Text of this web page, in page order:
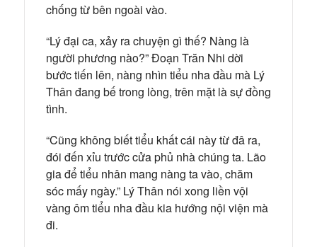
chống từ bên ngoài vào.
“Lý đại ca, xảy ra chuyện gì thế? Nàng là
người phương nào?” Đoạn Trăn Nhi dời
bước tiến lên, nàng nhìn tiểu nha đầu mà Lý
Thân đang bế trong lòng, trên mặt là sự đồng
tình.
“Cũng không biết tiểu khất cái này từ đâ ra,
đói đến xỉu trước cửa phủ nhà chúng ta. Lão
gia để tiểu nhân mang nàng ta vào, chăm
sóc mấy ngày.” Lý Thân nói xong liền vội
vàng ôm tiểu nha đầu kia hướng nội viện mà
đi.